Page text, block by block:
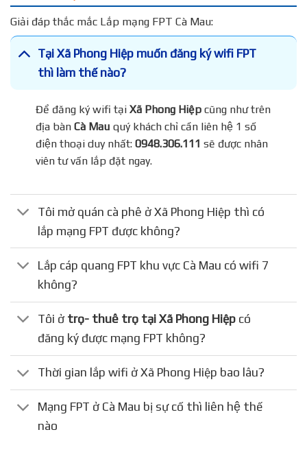
Giải đáp thắc mắc Lắp mạng FPT Cà Mau:
Tại Xã Phong Hiệp muốn đăng ký wifi FPT
thì làm thế nào?
Để đăng ký wifi tạiXã Phong Hiệpcũng như trên
địa bànCà Mauquý khách chỉ cần liên hệ 1 số
điện thoại duy nhất:0948.306.111 sẽ được nhân
viên tư vấn lắp đặt ngay.
Tôi mở quán cà phê ở Xã Phong Hiệp thì có
lắp mạng FPT được không?
Lắp cáp quang FPT khu vực Cà Mau có wifi 7
không?
Tôi ở trọ- thuê trọ tại Xã Phong Hiệp có
đăng ký được mạng FPT không?
Thời gian lắp wifi ở Xã Phong Hiệp bao lâu?
Mạng FPT ở Cà Mau bị sự cố thì liên hệ thế
nào